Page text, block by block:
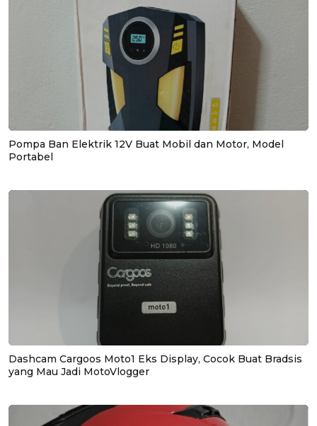
Pompa Ban Elektrik 12V Buat Mobil dan Motor, Model
Portabel
Dashcam Cargoos Moto1 Eks Display, Cocok Buat Bradsis
yang Mau Jadi MotoVlogger